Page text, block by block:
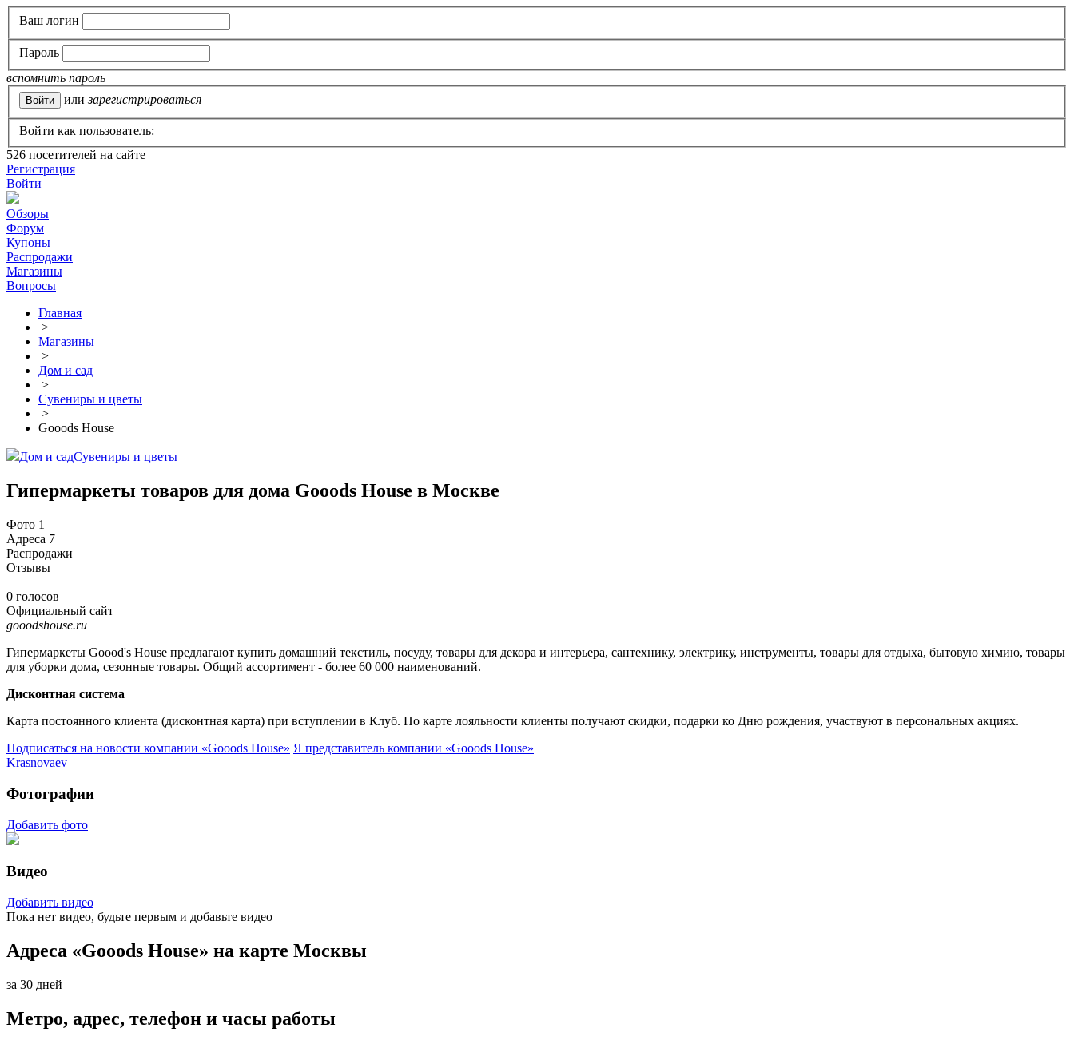
Ваш логин
Пароль
вспомнить пароль
или зарегистрироваться
Войти как пользователь:
526 посетителей на сайте
Регистрация
Войти
Обзоры
Форум
Купоны
Распродажи
Магазины
Вопросы
Главная
>
Магазины
>
Дом и сад
>
Сувениры и цветы
>
Gooods House
Дом и садСувениры и цветы
Гипермаркеты товаров для дома Gooods House в Москве
Фото 1
Адреса 7
Распродажи
Отзывы
0 голосов
Официальный сайт
gooodshouse.ru
Гипермаркеты Goood's House предлагают купить домашний текстиль, посуду, товары для декора и интерьера, сантехнику, электрику, инструменты, товары для отдыха, бытовую химию, товары
для уборки дома, сезонные товары. Общий ассортимент - более 60 000 наименований.
Дисконтная система
Карта постоянного клиента (дисконтная карта) при вступлении в Клуб. По карте лояльности клиенты получают скидки, подарки ко Дню рождения, участвуют в персональных акциях.
Подписаться на новости компании «Gooods House» Я представитель компании «Gooods House»
Krasnovaev
Фотографии
Добавить фото
Видео
Добавить видео
Пока нет видео, будьте первым и добавьте видео
Адреса «Gooods House» на карте Москвы
за 30 дней
Метро, адрес, телефон и часы работы